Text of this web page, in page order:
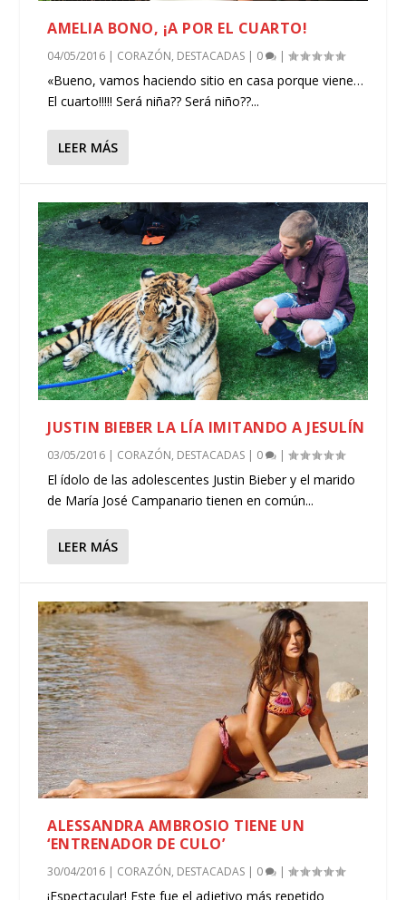
AMELIA BONO, ¡A POR EL CUARTO!
04/05/2016 | CORAZÓN, DESTACADAS | 0 |
«Bueno, vamos haciendo sitio en casa porque viene…
El cuarto!!!!! Será niña?? Será niño??...
LEER MÁS
JUSTIN BIEBER LA LÍA IMITANDO A JESULÍN
03/05/2016 | CORAZÓN, DESTACADAS | 0 |
El ídolo de las adolescentes Justin Bieber y el marido
de María José Campanario tienen en común...
LEER MÁS
ALESSANDRA AMBROSIO TIENE UN
‘ENTRENADOR DE CULO’
30/04/2016 | CORAZÓN, DESTACADAS | 0 |
¡Espectacular! Este fue el adjetivo más repetido